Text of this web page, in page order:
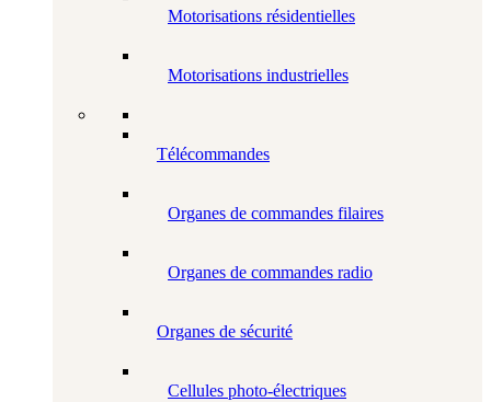
Motorisations résidentielles
Motorisations industrielles
Télécommandes
Organes de commandes filaires
Organes de commandes radio
Organes de sécurité
Cellules photo-électriques